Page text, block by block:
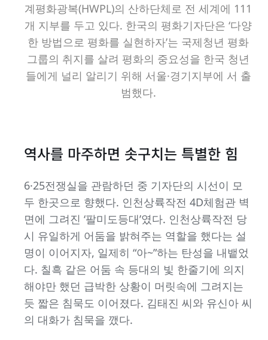
계평화광복(HWPL)의 산하단체로 전 세계에 111
개 지부를 두고 있다. 한국의 평화기자단은 ‘다양
한 방법으로 평화를 실현하자’는 국제청년 평화
그룹의 취지를 살려 평화의 중요성을 한국 청년
들에게 널리 알리기 위해 서울·경기지부에 서 출
범했다.
역사를 마주하면 솟구치는 특별한 힘
6·25전쟁실을 관람하던 중 기자단의 시선이 모
두 한곳으로 향했다. 인천상륙작전 4D체험관 벽
면에 그려진 ‘팔미도등대’였다. 인천상륙작전 당
시 유일하게 어둠을 밝혀주는 역할을 했다는 설
명이 이어지자, 일제히 “아~”하는 탄성을 내뱉었
다. 칠흑 같은 어둠 속 등대의 빛 한줄기에 의지
해야만 했던 급박한 상황이 머릿속에 그려지는
듯 짧은 침묵도 이어졌다. 김태진 씨와 유신아 씨
의 대화가 침묵을 깼다.